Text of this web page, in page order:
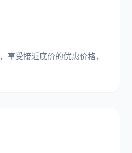
享受接近底价的优惠价格，